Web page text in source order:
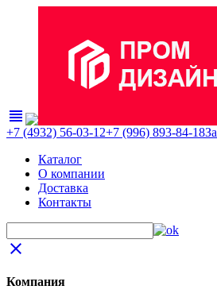
view_headline
+7 (4932) 56-03-12+7 (996) 893-84-18
Каталог
О компании
Доставка
Контакты
close
Компания